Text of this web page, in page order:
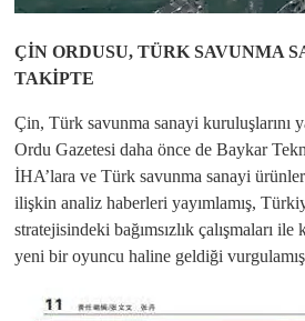
ÇİN ORDUSU, TÜRK SAVUNMA
TAKİPTE
Çin, Türk savunma sanayi kuruluşlarını
Ordu Gazetesi daha önce de Baykar
İHA’lara ve Türk savunma sanayi
ilişkin analiz haberleri yayımlamış,
stratejisindeki bağımsızlık çalışmaları ile
yeni bir oyuncu haline geldiği